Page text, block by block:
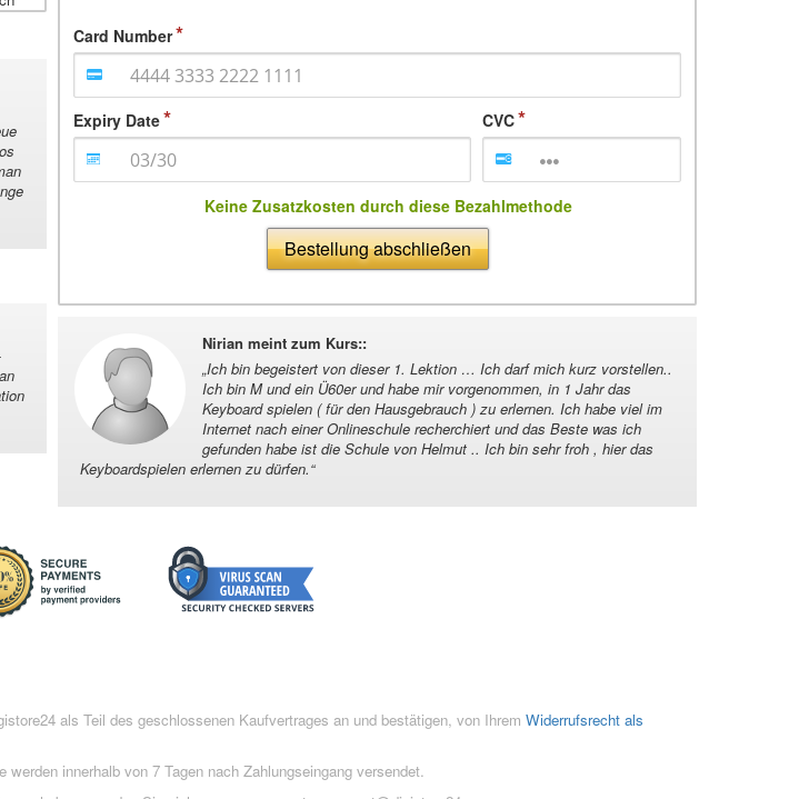
Card Number
Expiry Date CVC
Keine Zusatzkosten durch diese Bezahlmethode
Bestellung abschließen
Nirian meint zum Kurs::
„Ich bin begeistert von dieser 1. Lektion … Ich darf mich kurz vorstellen..
Ich bin M und ein Ü60er und habe mir vorgenommen, in 1 Jahr das
Keyboard spielen ( für den Hausgebrauch ) zu erlernen. Ich habe viel im
Internet nach einer Onlineschule recherchiert und das Beste was ich
gefunden habe ist die Schule von Helmut .. Ich bin sehr froh , hier das
Keyboardspielen erlernen zu dürfen.“
als Teil des geschlossenen Kaufvertrages an und bestätigen, von Ihrem Widerrufsrecht als
innerhalb von 7 Tagen nach Zahlungseingang versendet.